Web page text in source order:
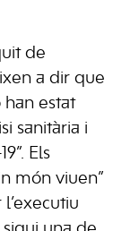
de
a dir que
han estat
sanitària i
Els
món viuen”